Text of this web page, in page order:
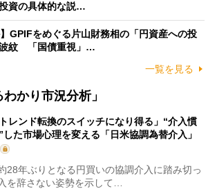
資の具体的な説…
】GPIFをめぐる片山財務相の「円資産への投
波紋 「国債重視」…
一覧を見る
かり市況分析」
トレンド転換のスイッチになり得る」“介入慣
した市場心理を変える「日米協調為替介入」
28年ぶりとなる円買いの協調介入に踏み切っ
を辞さない姿勢を示して…